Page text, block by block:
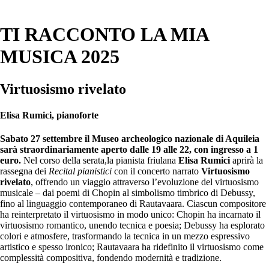
TI RACCONTO LA MIA
MUSICA 2025
Virtuosismo rivelato
Elisa Rumici, pianoforte
Sabato 27 settembre il Museo archeologico nazionale di Aquileia
sarà straordinariamente aperto dalle 19 alle 22, con ingresso a 1
euro. Nel corso della serata,la pianista friulana Elisa Rumiciaprirà la
rassegna dei Recital pianistici con il concerto narrato Virtuosismo
rivelato, offrendo un viaggio attraverso l’evoluzione del virtuosismo
musicale – dai poemi di Chopin al simbolismo timbrico di Debussy,
fino al linguaggio contemporaneo di Rautavaara. Ciascun compositore
ha reinterpretato il virtuosismo in modo unico: Chopin ha incarnato il
virtuosismo romantico, unendo tecnica e poesia; Debussy ha esplorato
colori e atmosfere, trasformando la tecnica in un mezzo espressivo
artistico e spesso ironico; Rautavaara ha ridefinito il virtuosismo come
complessità compositiva, fondendo modernità e tradizione.